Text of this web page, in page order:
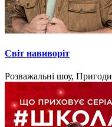
Світ навиворіт
Розважальні шоу, Пригоди